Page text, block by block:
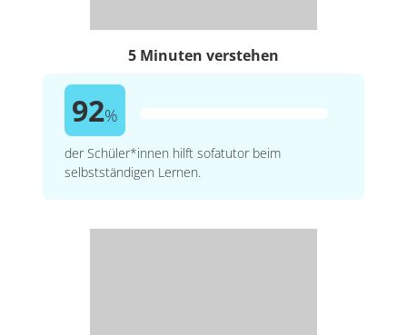
5 Minuten verstehen
92%
der Schüler*innen hilft sofatutor beim
selbstständigen Lernen.